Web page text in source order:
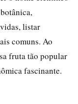
listar
comuns. Ao
fruta tão popular
fascinante.